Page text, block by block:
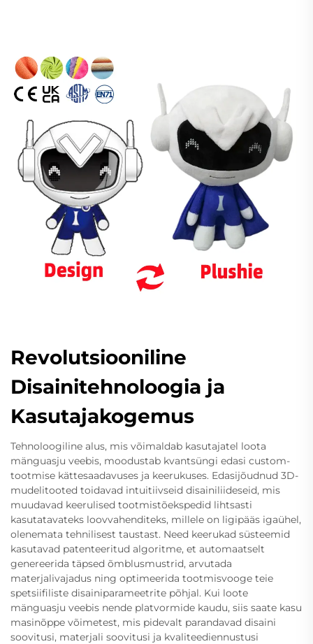
Revolutsiooniline
Disainitehnoloogia ja
Kasutajakogemus
Tehnoloogiline alus, mis võimaldab kasutajatel loota
mänguasju veebis, moodustab kvantsüngi edasi custom-
tootmise kättesaadavuses ja keerukuses. Edasijõudnud 3D-
mudelitooted toidavad intuitiivseid disainiliideseid, mis
muudavad keerulised tootmistõekspedid lihtsasti
kasutatavateks loovvahenditeks, millele on ligipääs igaühel,
olenemata tehnilisest taustast. Need keerukad süsteemid
kasutavad patenteeritud algoritme, et automaatselt
genereerida täpsed õmblusmustrid, arvutada
materjalivajadus ning optimeerida tootmisvooge teie
spetsiifiliste disainiparameetrite põhjal. Kui loote
mänguasju veebis nende platvormide kaudu, siis saate kasu
masinõppe võimetest, mis pidevalt parandavad disaini
soovitusi, materjali soovitusi ja kvaliteediennustusi